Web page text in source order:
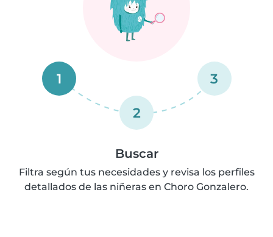
1
2
3
Buscar
Filtra según tus necesidades y revisa los perfiles
detallados de las niñeras en Choro Gonzalero.